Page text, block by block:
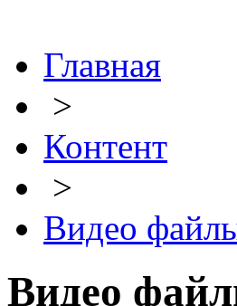
Главная
>
Контент
>
Видео
Видео